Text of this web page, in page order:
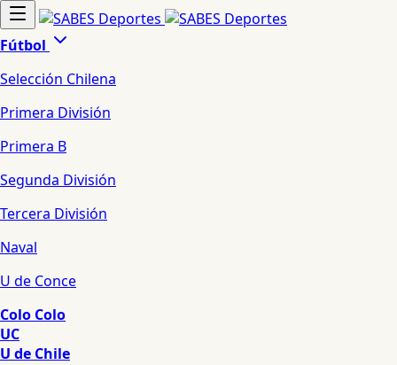
Fútbol
Selección Chilena
Primera División
Primera B
Segunda División
Tercera División
Naval
U de Conce
Colo Colo
UC
U de Chile